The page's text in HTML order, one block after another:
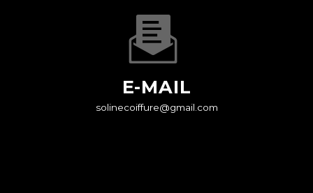
E-MAIL
solinecoiffure@gmail.com